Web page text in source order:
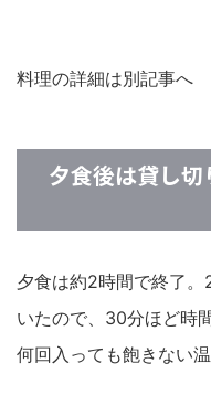
料理の詳細は別記事へ
夕食後は貸し
夕食は約2時間で終了。
いたので、30分ほど時
何回入っても飽きない温